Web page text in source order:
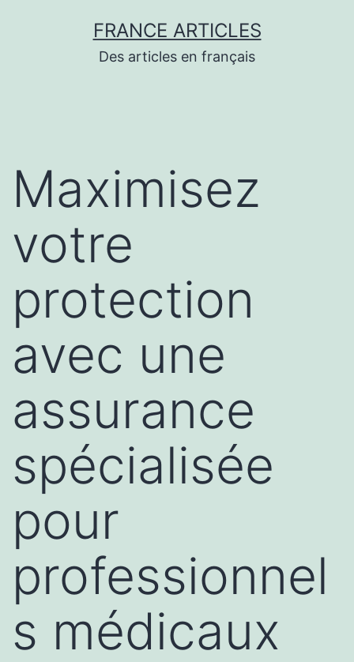
FRANCE ARTICLES
Des articles en français
Maximisez
votre
protection
avec une
assurance
spécialisée
pour
professionnel
s médicaux